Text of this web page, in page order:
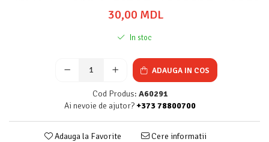
30,00 MDL
In stoc
ADAUGA IN COS
Cod Produs: A60291
Ai nevoie de ajutor?+373 78800700
Adauga la Favorite Cere informatii